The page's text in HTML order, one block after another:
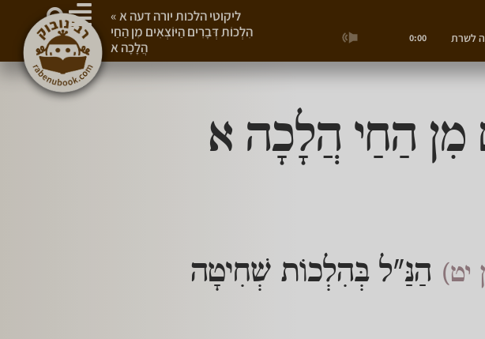
מִן הַחַי הֲלָכָה א
יט) הַנַּ"ל בְּהִלְכוֹת שְׁחִיטָה
ליקוטי הלכות יורה דעה א»
הִלְכוֹת דְּבָרִים הַיּוֹצְאִים מִן הַחַי
הֲלָכָה א
לשרת 0:00